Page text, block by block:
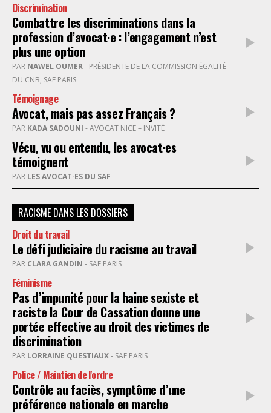
Discrimination
Combattre les discriminations dans la
profession d’avocat·e : l’engagement n’est
plus une option
PAR NAWEL OUMER
DU CNB, SAF PARIS
Témoignage
Avocat, mais pas assez Français ?
PAR KADA SADOUNI - AVOCAT NICE – INVITÉ
Vécu, vu ou entendu, les avocat·es
témoignent
PAR LES AVOCAT·ES DU SAF
RACISME DANS LES DOSSIERS
Droit du travail
Le défi judiciaire du racisme au travail
PAR CLARA GANDIN - SAF PARIS
Féminisme
Pas d’impunité pour la haine sexiste et
raciste la Cour de Cassation donne une
portée effective au droit des victimes de
discrimination
PAR LORRAINE QUESTIAUX- SAF PARIS
Police / Maintien de l'ordre
Contrôle au faciès, symptôme d’une
préférence nationale en marche